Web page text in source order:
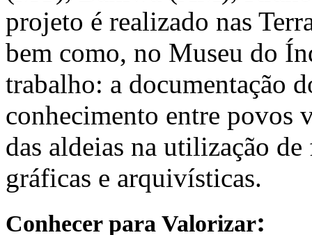
projeto é realizado nas
bem como, no Museu do
trabalho: a documentação
conhecimento entre povos
das aldeias na utilização
gráficas e arquivísticas.
Conhecer para Valorizar: